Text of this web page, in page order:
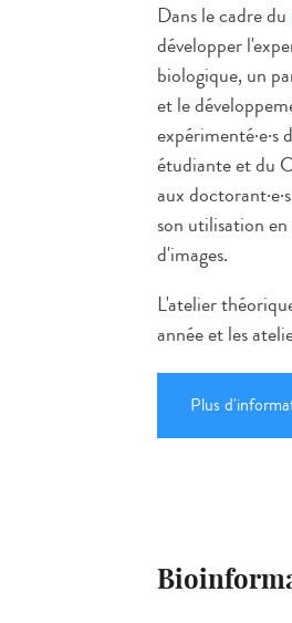
Dans le cadre du
développer
biologique, un
et le
étudiante et du
aux
son utilisation
d'images.
L'atelier
année et les
Plus